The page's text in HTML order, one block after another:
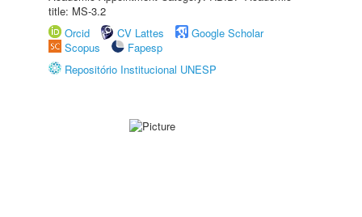
title: MS-3.2
Orcid
CV Lattes
Google Scholar
Scopus
Fapesp
Repositório Institucional UNESP